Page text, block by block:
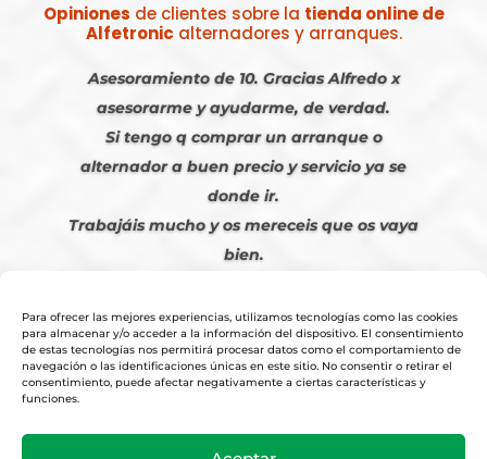
Para ofrecer las mejores experiencias, utilizamos tecnologías como las cookies
para almacenar y/o acceder a la información del dispositivo. El consentimiento
de estas tecnologías nos permitirá procesar datos como el comportamiento de
navegación o las identificaciones únicas en este sitio. No consentir o retirar el
consentimiento, puede afectar negativamente a ciertas características y
funciones.
Opiniones de clientes sobre la tienda online de
Alfetronic alternadores y arranques.
Asesoramiento de 10. Gracias Alfredo x
asesorarme y ayudarme, de verdad.
Si tengo q comprar un arranque o
alternador a buen precio y servicio ya se
donde ir.
Trabajáis mucho y os mereceis que os vaya
bien.